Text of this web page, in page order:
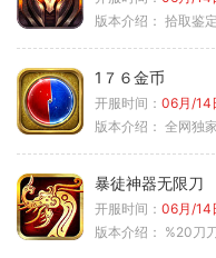
版本介绍： 拾取鉴定
1７６金币
开服时间： 06月/14
版本介绍： 全网独家
暴徒神器无限刀
开服时间： 06月/14
版本介绍： %20刀